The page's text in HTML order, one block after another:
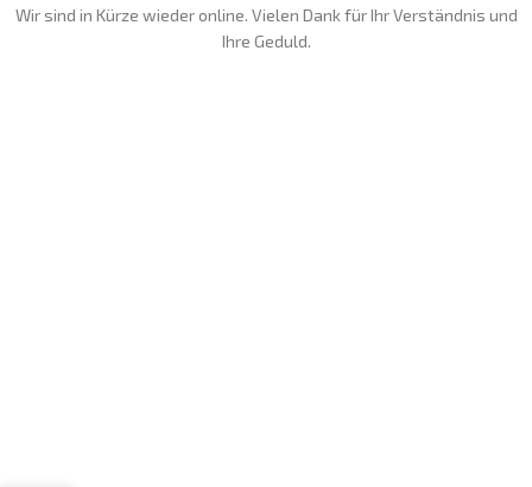
Wir sind in Kürze wieder online. Vielen Dank für Ihr Verständnis und
Ihre Geduld.